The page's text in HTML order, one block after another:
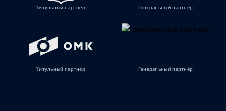
Титульный партнёр Генеральный партнёр
Титульный партнёр Генеральный партнёр